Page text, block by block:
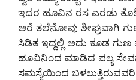
ಇದರ ಹೂವಿನ ರಸ ಎರಡು
ಅರೆ ತಲೆನೋವು ಶೀಘ್ರವಾಗಿ
ಸಿಡಿತ ಇದ್ದಲ್ಲಿ‌ ಅದು ಕೂಡ ಗುಣ
ಹೂವಿನಿಂದ ಮಾಡಿದ ಪಲ್ಯ
ಸಮಸ್ಯೆಯಿಂದ